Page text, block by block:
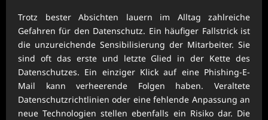
Trotz bester Absichten lauern im Alltag zahlreiche
Gefahren für den Datenschutz. Ein häufiger Fallstrick ist
die unzureichende Sensibilisierung der Mitarbeiter. Sie
sind oft das erste und letzte Glied in der Kette des
Datenschutzes. Ein einziger Klick auf eine Phishing-E-
Mail kann verheerende Folgen haben. Veraltete
Datenschutzrichtlinien oder eine fehlende Anpassung an
neue Technologien stellen ebenfalls ein Risiko dar. Die